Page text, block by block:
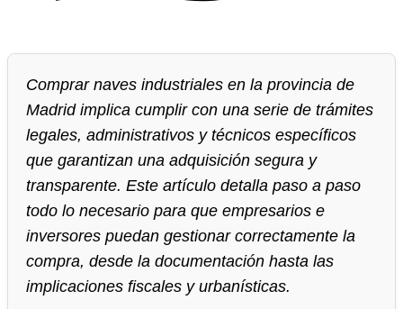
Comprar naves industriales en la provincia de
Madrid implica cumplir con una serie de trámites
legales, administrativos y técnicos específicos
que garantizan una adquisición segura y
transparente. Este artículo detalla paso a paso
todo lo necesario para que empresarios e
inversores puedan gestionar correctamente la
compra, desde la documentación hasta las
implicaciones fiscales y urbanísticas.